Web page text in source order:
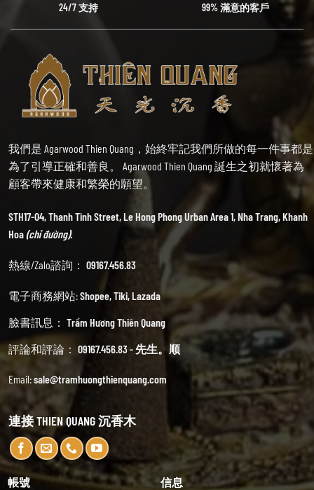
24/7 支持 99% 滿意的客戶
我們是 Agarwood Thien Quang，始終牢記我們所做的每一件事都是
為了引導正確和善良。 Agarwood Thien Quang 誕生之初就懷著為
顧客帶來健康和繁榮的願望。
STH17-04, Thanh Tinh Street, Le Hong Phong Urban Area 1, Nha Trang, Khanh
Hoa(chỉ đường).
熱線/Zalo諮詢： 09167.456.83
電子商務網站:Shopee,Tiki,Lazada
臉書訊息： Trầm Hương Thiên Quang
評論和評論： 09167.456.83 - 先生。顺
Email:sale@tramhuongthienquang.com
連接 THIEN QUANG 沉香木
帳號 信息